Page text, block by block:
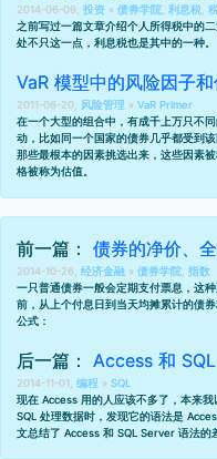
2014-06-09, 投资 » 债券学院 利息税
之前写过一篇文章介绍个人所得税中的
处不只这一点，利息税也是其中的一种。
VaR 模型中的风险因子
2011-06-20,
风险管理 » VaR Primer
在一个大型的组合中，有成千上万只不
动，比如同一个国家的债券几乎都受到
那些最根本的因素挑选出来，这些因素
格被称为估值。
前一篇： 债券的净价、
2014-10-26, 经济金融 » 债券学院 指数
一只普通债券一般会定期支付票息，这
前，从上个付息日到当天均摊累计的债
公式：
后一篇： Access 和
2014-11-01, 编程 » SQL
现在 Access 用的人应该不多了，本来
SQL 处理数据时，发现它的语法是
文总结了 Access 和 SQL Server 语法的